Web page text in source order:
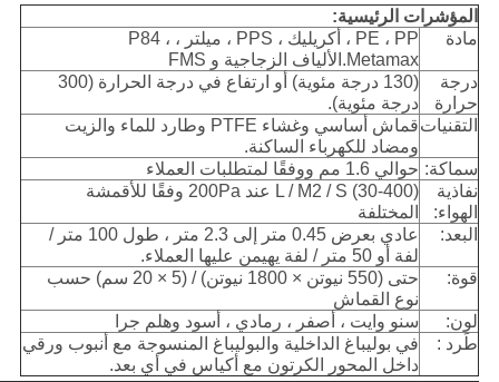
المؤشرات الرئيسية:
مادة
PE ، PP ، أكريليك ، PPS ، ميلتر ، P84 ،
Metamax.الألياف الزجاجية و FMS
درجة
حرارة
(130 درجة مئوية) أو ارتفاع في درجة الحرارة (300
درجة مئوية).
التقنيات
قماش أساسي وغشاء PTFE وطارد للماء والزيت
ومضاد للكهرباء الساكنة.
سماكة: حوالي 1.6 مم ووفقًا لمتطلبات العملاء
نفاذية
الهواء:
(30-400) L / M2 / S عند 200Pa وفقًا للأقمشة
المختلفة
البعد:
عادي بعرض 0.45 متر إلى 2.3 متر ، طول 100 متر /
لفة أو 50 متر / لفة يهيمن عليها العملاء.
قوة:
حتى (550 نيوتن × 1800 نيوتن) / (5 × 20 سم) حسب
نوع القماش
لون:
سنو وايت ، أصفر ، رمادي ، أسود وهلم جرا
طَرد :
في بوليباغ الداخلية والبوليباغ المنسوجة مع أنبوب ورقي
داخل المحور الكرتون مع أكياس في أي بعد.